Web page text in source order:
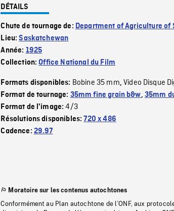
DÉTAILS
Chute de tournage de: Department of Agriculture of
Lieu:Saskatchewan
Année: 1925
Collection:Office National du Film
Formats disponibles: Bobine 35 mm,Video Disque
Format de tournage: 35mm fine grain b&w, 35mm
Format de l'image:4/3
Résolutions disponibles:720 x 486
Cadence: 29.97
Moratoire sur les contenus autochtones
Conformément au Plan autochtone de l’ONF, aux